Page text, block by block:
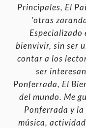
Principales, El
'otras
Especializado
bienvivir, sin ser
contar a los
ser
Ponferrada, El
del mundo. Me
Ponferrada y la
música,